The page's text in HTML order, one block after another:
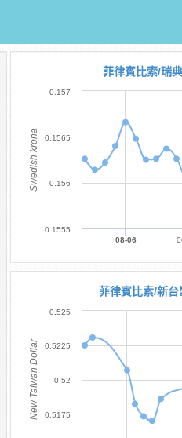
Swedish krona
菲律賓比索/瑞
08-06
0.1555
0.156
0.1565
0.157
New Taiwan Dollar
菲律賓比索/新
0.5175
0.52
0.5225
0.525